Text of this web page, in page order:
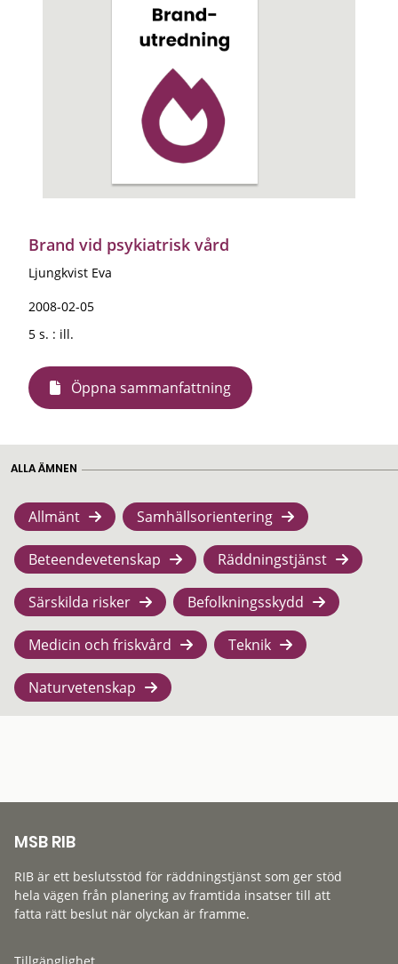
Brand vid psykiatrisk vård
Ljungkvist Eva
2008-02-05
5 s. : ill.
Öppna sammanfattning
ALLA ÄMNEN
Allmänt Samhällsorientering
Beteendevetenskap Räddningstjänst
Särskilda risker Befolkningsskydd
Medicin och friskvård Teknik
Naturvetenskap
MSB RIB
RIB är ett beslutsstöd för räddningstjänst som ger stöd
hela vägen från planering av framtida insatser till att
fatta rätt beslut när olyckan är framme.